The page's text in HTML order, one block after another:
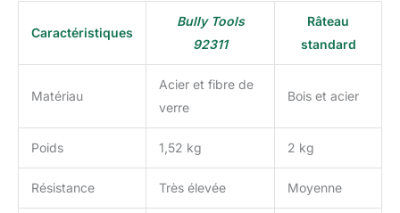
Caractéristiques
Bully Tools
92311
Râteau
standard
Matériau
Acier et fibre de
verre
Bois et acier
Poids 1,52 kg 2 kg
Résistance Très élevée Moyenne